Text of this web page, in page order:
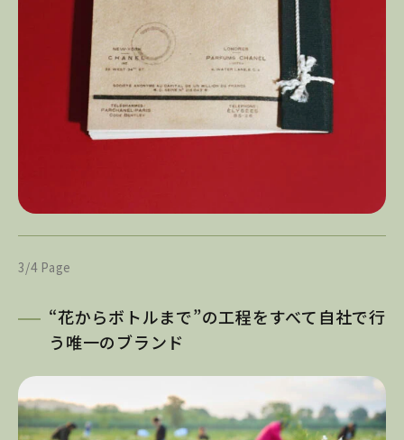
3/4 Page
“花からボトルまで”の工程をすべて自社で行
う唯一のブランド